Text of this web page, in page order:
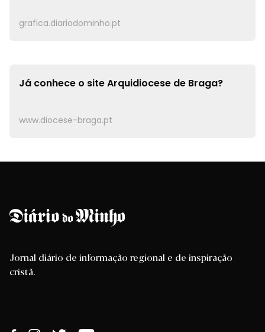
grafica.diariodominho.pt
Já conhece o siteArquidiocese de Braga?
www.diocese-braga.pt
Jornal diário de informação regional e de inspiração
cristã.